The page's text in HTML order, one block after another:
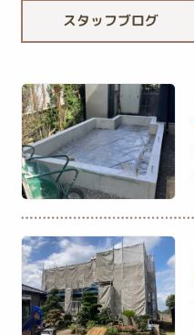
スタッフブログ